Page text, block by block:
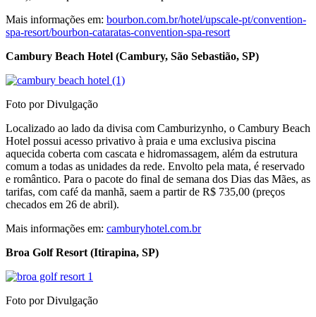
Mais informações em: bourbon.com.br/hotel/upscale-pt/convention-
spa-resort/bourbon-cataratas-convention-spa-resort
Cambury Beach Hotel (Cambury, São Sebastião, SP)
Foto por Divulgação
Localizado ao lado da divisa com Camburizynho, o Cambury Beach
Hotel possui acesso privativo à praia e uma exclusiva piscina
aquecida coberta com cascata e hidromassagem, além da estrutura
comum a todas as unidades da rede. Envolto pela mata, é reservado
e romântico. Para o pacote do final de semana dos Dias das Mães, as
tarifas, com café da manhã, saem a partir de R$ 735,00 (preços
checados em 26 de abril).
Mais informações em: camburyhotel.com.br
Broa Golf Resort (Itirapina, SP)
Foto por Divulgação